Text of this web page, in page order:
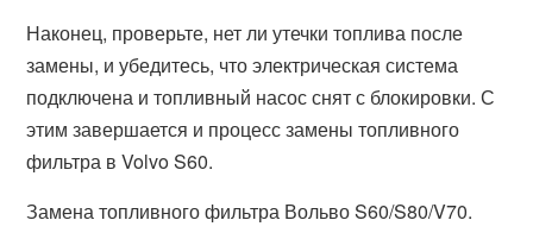
Наконец, проверьте, нет ли утечки топлива после
замены, и убедитесь, что электрическая система
подключена и топливный насос снят с блокировки. С
этим завершается и процесс замены топливного
фильтра в Volvo S60.
Замена топливного фильтра Вольво S60/S80/V70.